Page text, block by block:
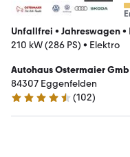
Unfallfrei • Jahreswagen•
210 kW (286 PS) • Elektro
Autohaus Ostermaier
84307 Eggenfelden
4.4 Sterne
(102)